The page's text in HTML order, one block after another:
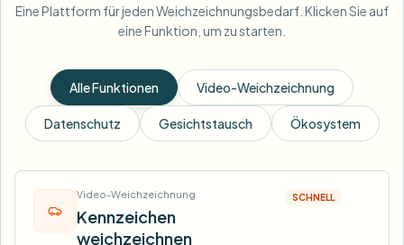
Eine Plattform für jeden Weichzeichnungsbedarf. Klicken Sie auf
eine Funktion, um zu starten.
Alle Funktionen Video-Weichzeichnung
Datenschutz Gesichtstausch Ökosystem
Video-Weichzeichnung
Kennzeichen
weichzeichnen
SCHNELL